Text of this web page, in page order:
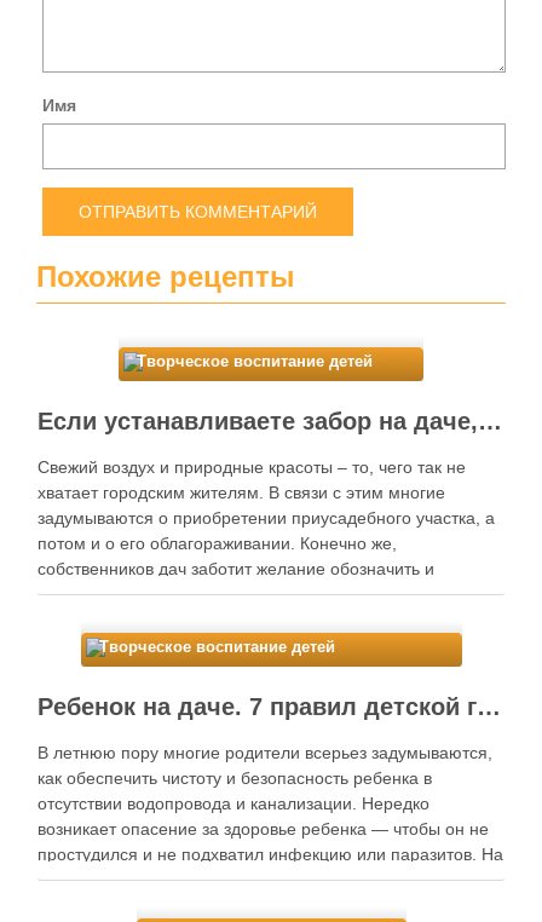
Имя
Похожие рецепты
Творческое воспитание детей
Если устанавливаете забор на даче, то не забудьте построить игровые площадки для детей — они будут рады!
Свежий воздух и природные красоты – то, чего так не
хватает городским жителям. В связи с этим многие
задумываются о приобретении приусадебного участка, а
потом и о его облагораживании. Конечно же,
собственников дач заботит желание обозначить и
обезопасить границы своего дачного участка с помощью
Spread the love
Творческое воспитание детей
Ребенок на даче. 7 правил детской гигиены.
В летнюю пору многие родители всерьез задумываются,
как обеспечить чистоту и безопасность ребенка в
отсутствии водопровода и канализации. Нередко
возникает опасение за здоровье ребенка — чтобы он не
простудился и не подхватил инфекцию или паразитов. На
самом деле, все не так страшно и чтобы избежать